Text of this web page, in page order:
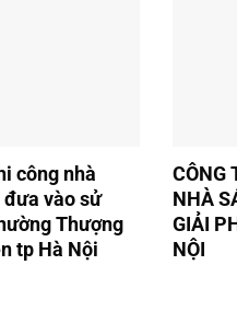
công nhà
đưa vào sử
Thượng
tp Hà Nội
CÔNG
NHÀ
GIẢI
NỘI